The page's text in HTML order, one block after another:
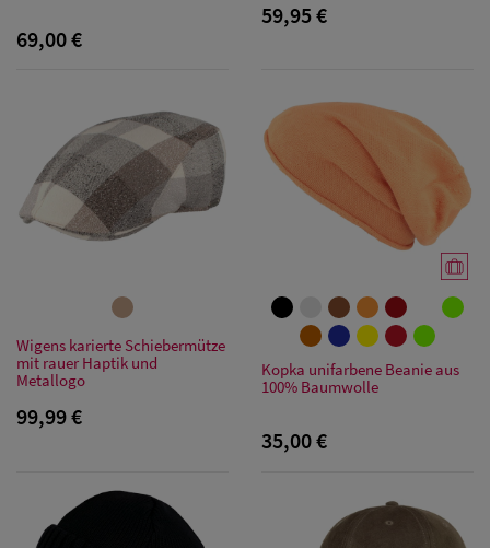
69,00 €
59,95 €
Wigens karierte Schiebermütze
mit rauer Haptik und
Metallogo
99,99 €
Kopka unifarbene Beanie aus
100% Baumwolle
35,00 €